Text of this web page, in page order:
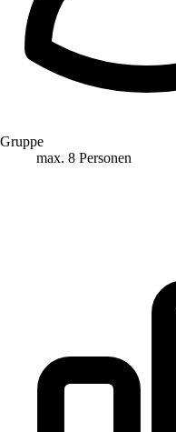
Gruppe
max. 8 Personen